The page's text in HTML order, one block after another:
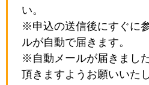
い。
※申込の送信後にすぐに
ルが自動で届きます。
※自動メールが届きまし
頂きますようお願いいた